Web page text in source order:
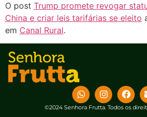
O post Trump promete revogar
China e criar leis tarifárias se eleito
em Canal Rural.
©2024 Senhora Frutta. Todos os